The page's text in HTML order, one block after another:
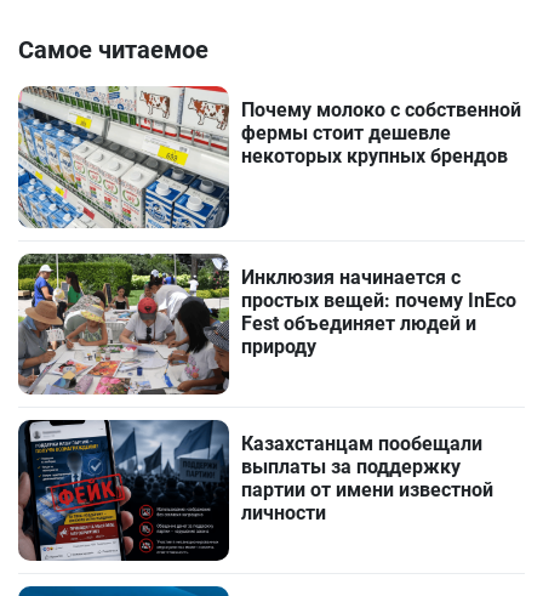
Самое читаемое
Почему молоко с собственной
фермы стоит дешевле
некоторых крупных брендов
Инклюзия начинается с
простых вещей: почему InEco
Fest объединяет людей и
природу
Казахстанцам пообещали
выплаты за поддержку
партии от имени известной
личности